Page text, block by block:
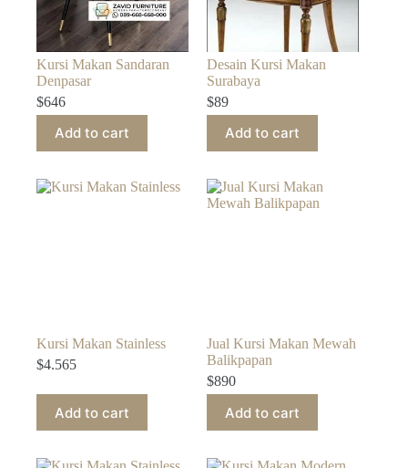
Kursi Makan Sandaran
Denpasar
$646
Add to cart
Desain Kursi Makan
Surabaya
$89
Add to cart
Kursi Makan Stainless
$4.565
Add to cart
Jual Kursi Makan Mewah
Balikpapan
$890
Add to cart